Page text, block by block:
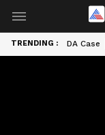
TRENDING : DA Case